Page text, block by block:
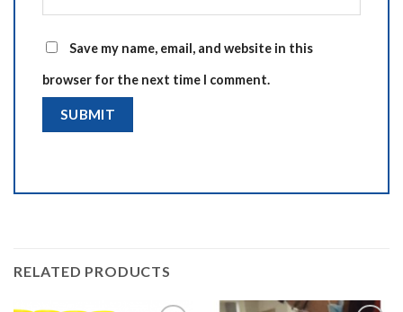
Save my name, email, and website in this
browser for the next time I comment.
RELATED PRODUCTS